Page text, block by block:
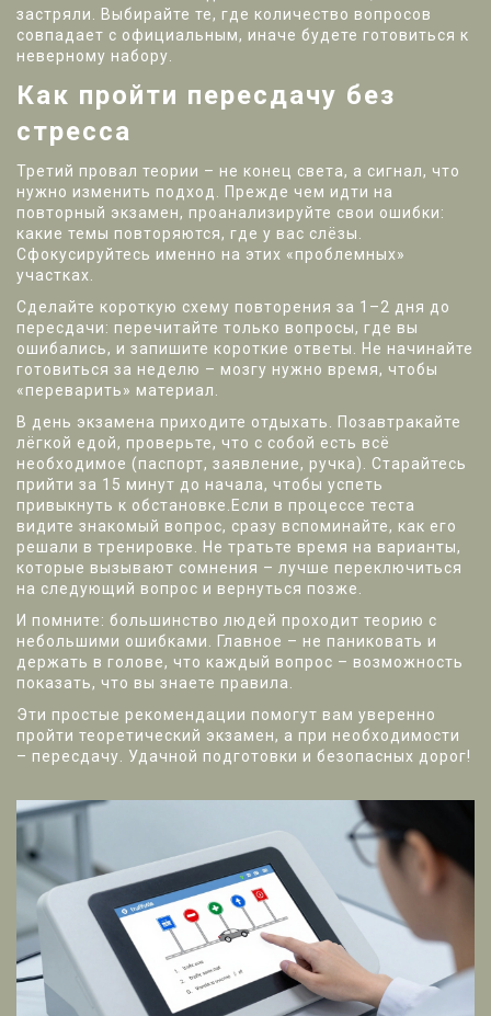
застряли. Выбирайте те, где количество вопросов
совпадает с официальным, иначе будете готовиться к
неверному набору.
Как пройти пересдачу без
стресса
Третий провал теории – не конец света, а сигнал, что
нужно изменить подход. Прежде чем идти на
повторный экзамен, проанализируйте свои ошибки:
какие темы повторяются, где у вас слёзы.
Сфокусируйтесь именно на этих «проблемных»
участках.
Сделайте короткую схему повторения за 1–2 дня до
пересдачи: перечитайте только вопросы, где вы
ошибались, и запишите короткие ответы. Не начинайте
готовиться за неделю – мозгу нужно время, чтобы
«переварить» материал.
В день экзамена приходите отдыхать. Позавтракайте
лёгкой едой, проверьте, что с собой есть всё
необходимое (паспорт, заявление, ручка). Старайтесь
прийти за 15 минут до начала, чтобы успеть
привыкнуть к обстановке.Если в процессе теста
видите знакомый вопрос, сразу вспоминайте, как его
решали в тренировке. Не тратьте время на варианты,
которые вызывают сомнения – лучше переключиться
на следующий вопрос и вернуться позже.
И помните: большинство людей проходит теорию с
небольшими ошибками. Главное – не паниковать и
держать в голове, что каждый вопрос – возможность
показать, что вы знаете правила.
Эти простые рекомендации помогут вам уверенно
пройти теоретический экзамен, а при необходимости
– пересдачу. Удачной подготовки и безопасных дорог!